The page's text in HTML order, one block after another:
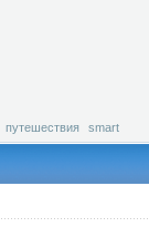
путешествия smart